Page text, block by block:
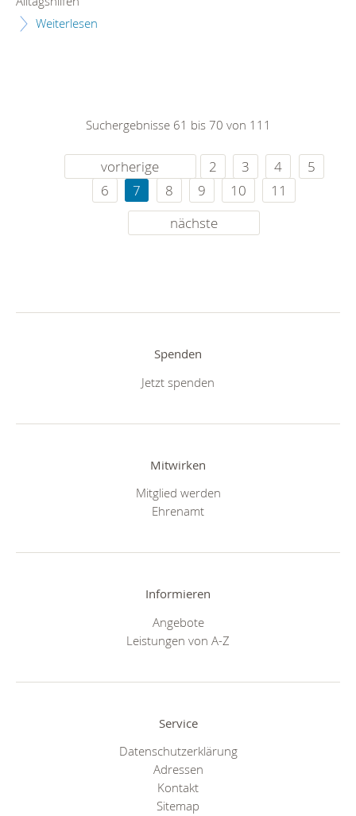
Weiterlesen
Suchergebnisse 61 bis 70 von 111
vorherige 2 3 4
5
6
7 8 9 10
11
nächste
Spenden
Jetzt spenden
Mitwirken
Mitglied werden
Ehrenamt
Informieren
Angebote
Leistungen von A-Z
Service
Datenschutzerklärung
Adressen
Kontakt
Sitemap